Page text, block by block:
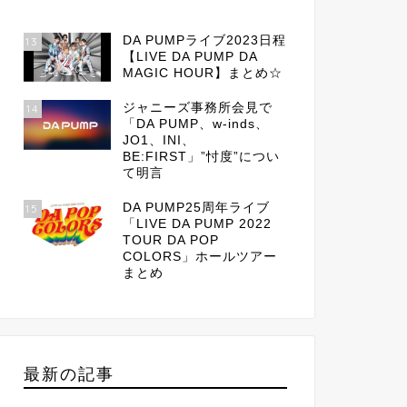
13
DA PUMPライブ2023日程
【LIVE DA PUMP DA
MAGIC HOUR】まとめ☆
14
ジャニーズ事務所会見で
「DA PUMP、w-inds、
JO1、INI、
BE:FIRST」”忖度”につい
て明言
15
DA PUMP25周年ライブ
「LIVE DA PUMP 2022
TOUR DA POP
COLORS」ホールツアー
まとめ
最新の記事